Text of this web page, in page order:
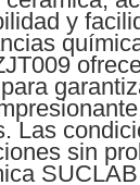
y
Las
sin